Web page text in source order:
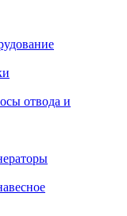
отвода и